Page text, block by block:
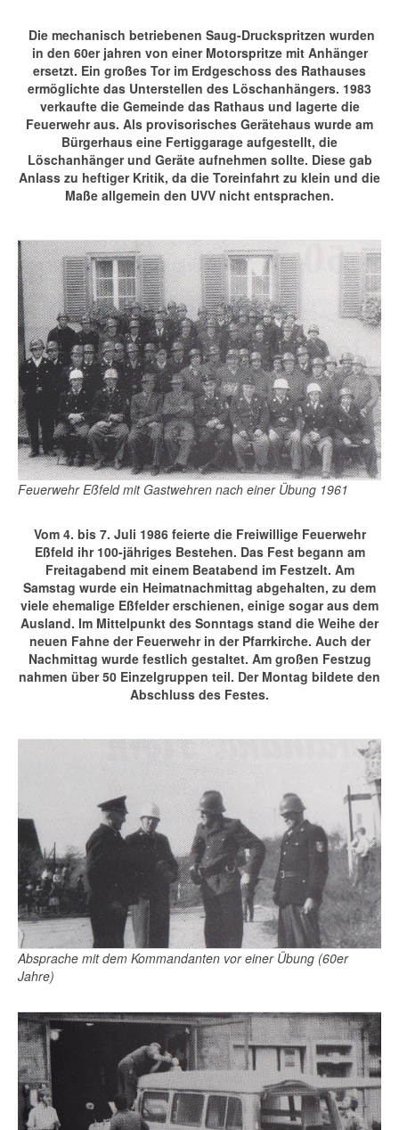
Die mechanisch betriebenen Saug-Druckspritzen wurden
in den 60er jahren von einer Motorspritze mit Anhänger
ersetzt. Ein großes Tor im Erdgeschoss des Rathauses
ermöglichte das Unterstellen des Löschanhängers. 1983
verkaufte die Gemeinde das Rathaus und lagerte die
Feuerwehr aus. Als provisorisches Gerätehaus wurde am
Bürgerhaus eine Fertiggarage aufgestellt, die
Löschanhänger und Geräte aufnehmen sollte. Diese gab
Anlass zu heftiger Kritik, da die Toreinfahrt zu klein und die
Maße allgemein den UVV nicht entsprachen.
Feuerwehr Eßfeld mit Gastwehren nach einer Übung 1961
Vom 4. bis 7. Juli 1986 feierte die Freiwillige Feuerwehr
Eßfeld ihr 100-jähriges Bestehen. Das Fest begann am
Freitagabend mit einem Beatabend im Festzelt. Am
Samstag wurde ein Heimatnachmittag abgehalten, zu dem
viele ehemalige Eßfelder erschienen, einige sogar aus dem
Ausland. Im Mittelpunkt des Sonntags stand die Weihe der
neuen Fahne der Feuerwehr in der Pfarrkirche. Auch der
Nachmittag wurde festlich gestaltet. Am großen Festzug
nahmen über 50 Einzelgruppen teil. Der Montag bildete den
Abschluss des Festes.
Absprache mit dem Kommandanten vor einer Übung (60er
Jahre)